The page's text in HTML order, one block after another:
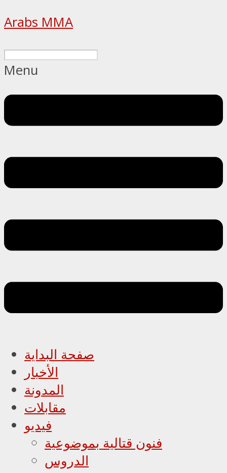
Arabs MMA
Menu
صفحة البداية
الأخبار
المدونة
مقابلات
فيديو
فنون قتالية بموضوعية
الدروس